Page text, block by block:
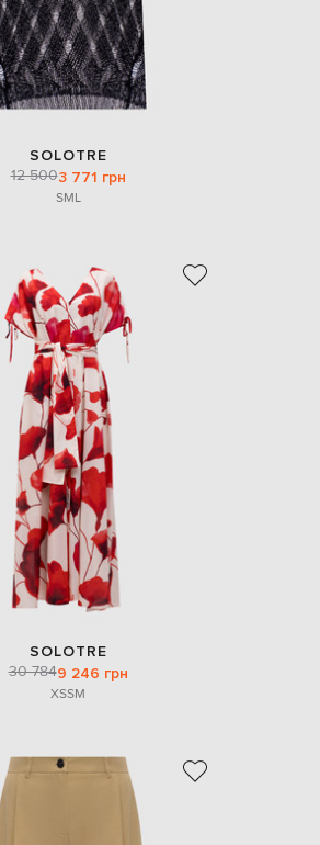
SOLOTRE
12 5003 771 грн
SML
SOLOTRE
30 7849 246 грн
XSSM